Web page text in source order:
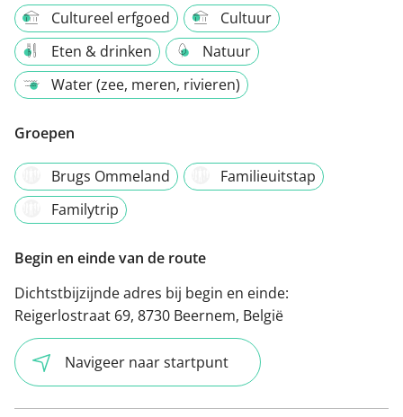
Cultureel erfgoed
Cultuur
Eten & drinken
Natuur
Water (zee, meren, rivieren)
Groepen
Brugs Ommeland
Familieuitstap
Familytrip
Begin en einde van de route
Dichtstbijzijnde adres bij begin en einde:
Reigerlostraat 69, 8730 Beernem, België
Navigeer naar startpunt